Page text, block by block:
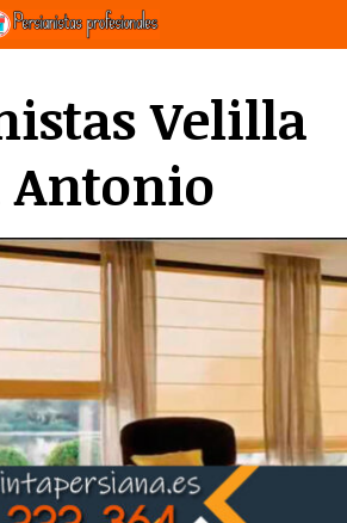
Velilla
Antonio